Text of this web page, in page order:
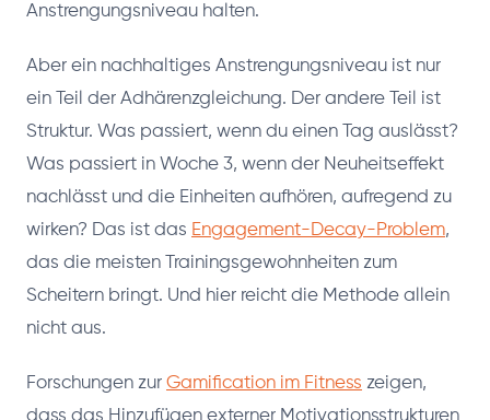
Anstrengungsniveau halten.
Aber ein nachhaltiges Anstrengungsniveau ist nur
ein Teil der Adhärenzgleichung. Der andere Teil ist
Struktur. Was passiert, wenn du einen Tag auslässt?
Was passiert in Woche 3, wenn der Neuheitseffekt
nachlässt und die Einheiten aufhören, aufregend zu
wirken? Das ist das Engagement-Decay-Problem,
das die meisten Trainingsgewohnheiten zum
Scheitern bringt. Und hier reicht die Methode allein
nicht aus.
Forschungen zur Gamification im Fitness zeigen,
dass das Hinzufügen externer Motivationsstrukturen